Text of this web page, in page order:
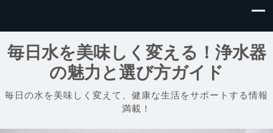
毎日水を美味しく変える！浄水器
の魅力と選び方ガイド
毎日の水を美味しく変えて、健康な生活をサポートする情報
満載！